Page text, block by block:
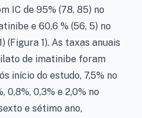
IC de 95% (78, 85) no
e 60,6 % (56, 5) no
(Figura 1). As taxas anuais
de imatinibe foram
início do estudo, 7,5% no
0,8%, 0,3% e 2,0% no
e sétimo ano,